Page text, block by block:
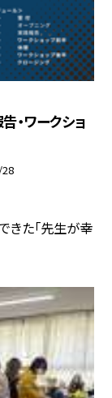
・ワークショ
きた「先生が幸